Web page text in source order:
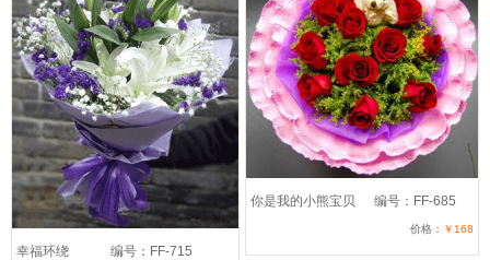
幸福环绕 编号：FF-715
你是我的小熊宝贝 编号：FF-685
价格： ￥168